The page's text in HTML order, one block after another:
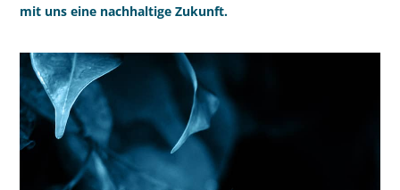
mit uns eine nachhaltige Zukunft.